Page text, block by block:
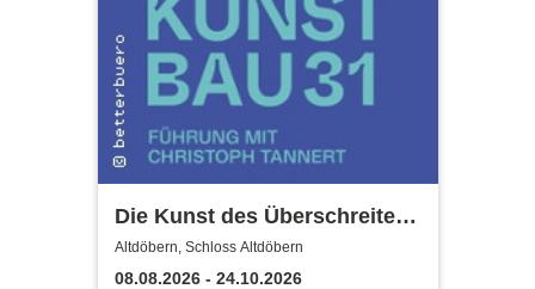
Die Kunst des Überschreitens
| Schloss Altdöbern
Altdöbern, Schloss Altdöbern
08.08.2026 - 24.10.2026